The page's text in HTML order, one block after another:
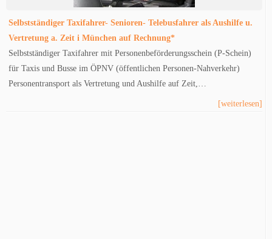
Selbstständiger Taxifahrer- Senioren- Telebusfahrer als Aushilfe u.
Vertretung a. Zeit i München auf Rechnung*
Selbstständiger Taxifahrer mit Personenbeförderungsschein (P-Schein)
für Taxis und Busse im ÖPNV (öffentlichen Personen-Nahverkehr)
Personentransport als Vertretung und Aushilfe auf Zeit,…
[weiterlesen]